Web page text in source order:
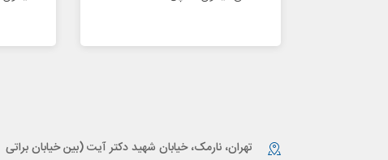
تهران، نارمک، خیابان شهید دکتر آیت (بین خیابان براتی